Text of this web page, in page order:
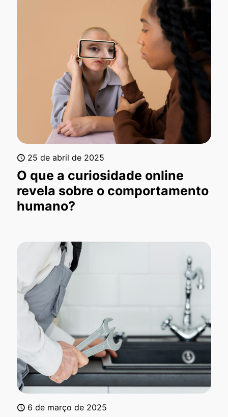
25 de abril de 2025
O que a curiosidade online
revela sobre o comportamento
humano?
6 de março de 2025